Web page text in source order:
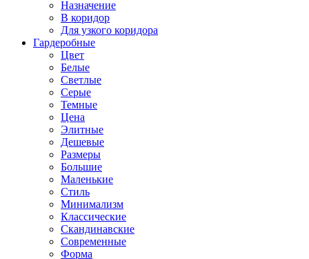
Назначение
В коридор
Для узкого коридора
Гардеробные
Цвет
Белые
Светлые
Серые
Темные
Цена
Элитные
Дешевые
Размеры
Большие
Маленькие
Стиль
Минимализм
Классические
Скандинавские
Современные
Форма